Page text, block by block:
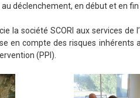
déclenchement, en début et en fin
la société SCORI aux services
en compte des risques inhérents
(PPI).